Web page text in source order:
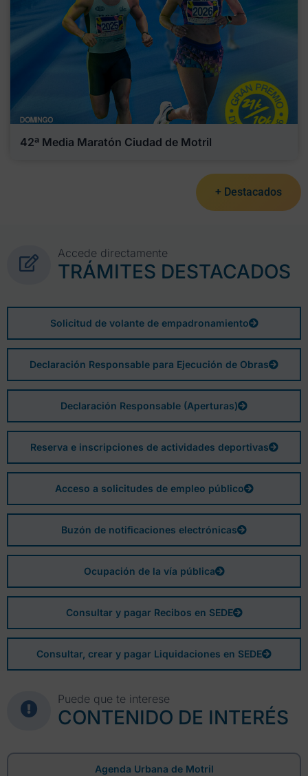
42ª Media Maratón Ciudad de Motril
+ Destacados
Accede directamente
TRÁMITES DESTACADOS
Solicitud de volante de empadronamiento
Declaración Responsable para Ejecución de Obras
Declaración Responsable (Aperturas)
Reserva e inscripciones de actividades deportivas
Acceso a solicitudes de empleo público
Buzón de notificaciones electrónicas
Ocupación de la vía pública
Consultar y pagar Recibos en SEDE
Consultar, crear y pagar Liquidaciones en SEDE
Puede que te interese
CONTENIDO DE INTERÉS
Agenda Urbana de Motril